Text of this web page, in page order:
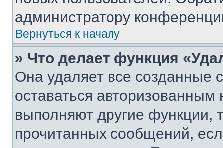
администратору
Вернуться к началу
» Что делает функция
Она удаляет все созданные
оставаться
выполняют другие функции,
прочитанных сообщений,